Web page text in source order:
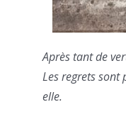
Après tant de
Les regrets sont
elle.